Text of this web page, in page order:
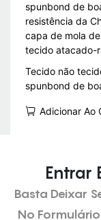
Tecido não
spunbond de
capa de mola
Adicionar Ao
Entrar
Basta Deixar
No